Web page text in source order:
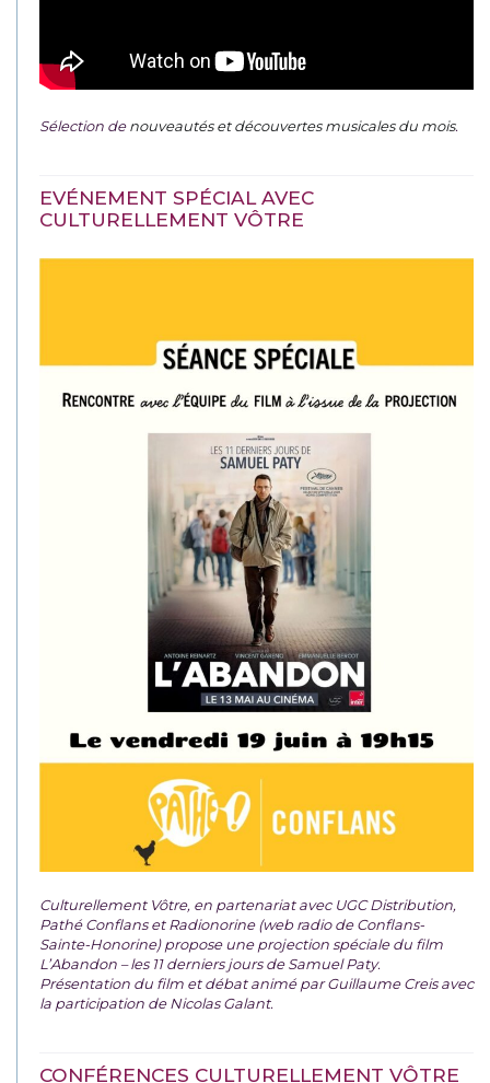
Sélection denouveautés et découvertes musicales du mois.
EVÉNEMENT SPÉCIAL AVEC
CULTURELLEMENT VÔTRE
Culturellement Vôtre, en partenariat avec UGC Distribution,
Pathé Conflans et Radionorine (web radio de Conflans-
Sainte-Honorine) propose une projection spéciale du film
L’Abandon – les 11 derniers jours de Samuel Paty.
Présentation du film et débat animé par Guillaume Creis avec
la participation de Nicolas Galant.
CONFÉRENCES CULTURELLEMENT VÔTRE